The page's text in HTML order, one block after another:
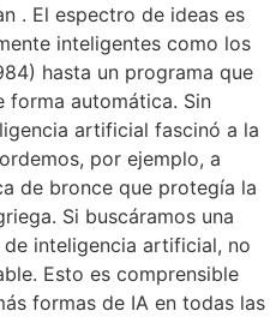
. El espectro de ideas es
inteligentes como los
hasta un programa que
forma automática. Sin
artificial fascinó a la
por ejemplo, a
de bronce que protegía la
Si buscáramos una
inteligencia artificial, no
Esto es comprensible
formas de IA en todas las